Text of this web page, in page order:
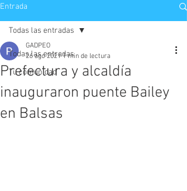
Entrada
Todas las entradas
Tu comunidad
Todas las entradas
Prefectura y alcaldía
inauguraron puente Bailey
en Balsas
GADPEO
26 ago 2021 1 min de lectura